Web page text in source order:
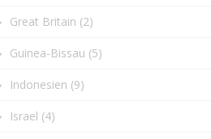
Great Britain (2)
Guinea-Bissau (5)
Indonesien (9)
Israel (4)